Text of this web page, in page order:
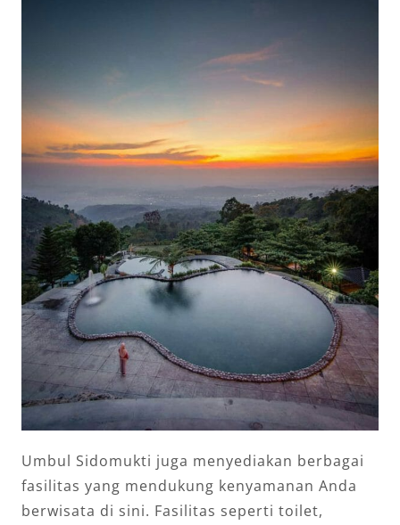
Umbul Sidomukti juga menyediakan berbagai
fasilitas yang mendukung kenyamanan Anda
berwisata di sini. Fasilitas seperti toilet,